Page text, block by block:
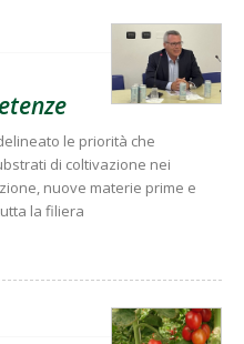
le priorità che
di coltivazione nei
nuove materie prime e
la filiera